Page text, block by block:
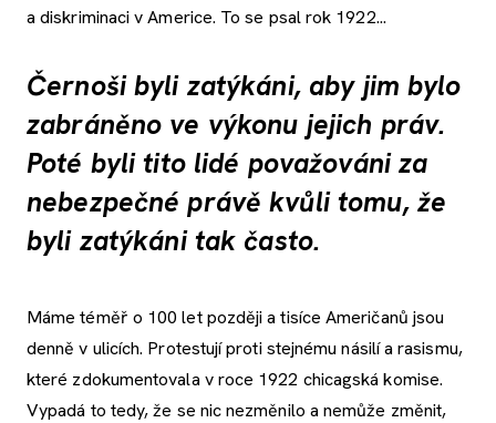
a diskriminaci v Americe. To se psal rok 1922...
Černoši byli zatýkáni, aby jim bylo
zabráněno ve výkonu jejich práv.
Poté byli tito lidé považováni za
nebezpečné právě kvůli tomu, že
byli zatýkáni tak často.
Máme téměř o 100 let později a tisíce Američanů jsou
denně v ulicích. Protestují proti stejnému násilí a rasismu,
které zdokumentovala v roce 1922 chicagská komise.
Vypadá to tedy, že se nic nezměnilo a nemůže změnit,